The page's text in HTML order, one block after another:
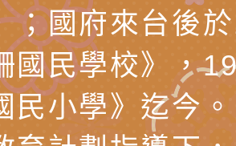
及宣導檢察官
中協助被害人
關宣導短片
市馬祖新村眷
村設計實驗室
味》特展海報
金會於3／14
也需要被照顧
找回內在安定
市學生輔導諮
輔諮中心)辦
桃園市特殊教
；國府來台後
國民學校》，
民小學》迄今。